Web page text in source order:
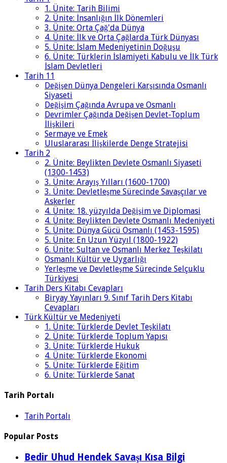
1. Ünite: Tarih Bilimi
2. Ünite: İnsanlığın İlk Dönemleri
3. Ünite: Orta Çağ'da Dünya
4. Ünite: İlk ve Orta Çağlarda Türk Dünyası
5. Ünite: İslam Medeniyetinin Doğuşu
6. Ünite: Türklerin İslamiyeti Kabulu ve İlk Türk
İslam Devletleri
Tarih 11
Değişen Dünya Dengeleri Karşısında Osmanlı
Siyaseti
Değişim Çağında Avrupa ve Osmanlı
Devrimler Çağında Değişen Devlet-Toplum
İlişkileri
Sermaye ve Emek
Uluslararası İlişkilerde Denge Stratejisi
Tarih 2
2. Ünite: Beylikten Devlete Osmanlı Siyaseti
(1300-1453)
3. Ünite: Arayış Yılları (1600-1700)
3. Ünite: Devletleşme Sürecinde Savaşçılar ve
Askerler
4. Ünite: 18. yüzyılda Değişim ve Diplomasi
4. Ünite: Beylikten Devlete Osmanlı Medeniyeti
5. Ünite: Dünya Gücü Osmanlı (1453-1595)
5. Ünite: En Uzun Yüzyıl (1800-1922)
6. Ünite: Sultan ve Osmanlı Merkez Teşkilatı
Osmanlı Kültür ve Uygarlığı
Yerleşme ve Devletleşme Sürecinde Selçuklu
Türkiyesi
Tarih Ders Kitabı Cevapları
Biryay Yayınları 9. Sınıf Tarih Ders Kitabı
Cevapları
Türk Kültür ve Medeniyeti
1. Ünite: Türklerde Devlet Teşkilatı
2. Ünite: Türklerde Toplum Yapısı
3. Ünite: Türklerde Hukuk
4. Ünite: Türklerde Ekonomi
5. Ünite: Türklerde Eğitim
6. Ünite: Türklerde Sanat
Tarih Portalı
Tarih Portalı
Popular Posts
Bedir Uhud Hendek Savaşı Kısa Bilgi